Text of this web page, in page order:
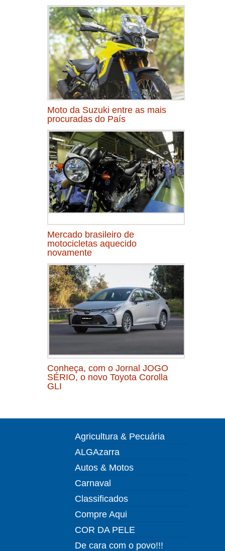
Moto da Suzuki entre as mais
procuradas do País
Mercado brasileiro de
motocicletas aquecido
novamente
Conheça, com o Jornal JOGO
SÉRIO, o novo Toyota Corolla
GLI
Agricultura & Pecuária
ALGAzarra
Autos & Motos
Carnaval
Classificados
Compre Aqui
COR DA PELE
De cara com o povo!!!